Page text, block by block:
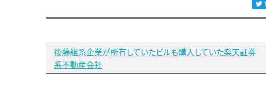
後藤組系企業が所有していたビルも購入していた楽天証券
系不動産会社